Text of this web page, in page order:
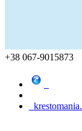
+38 067-9015873